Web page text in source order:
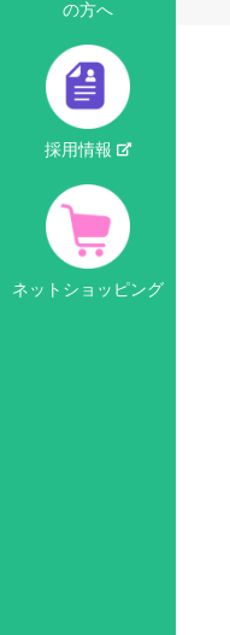
の方へ
採用情報
ネットショッピング